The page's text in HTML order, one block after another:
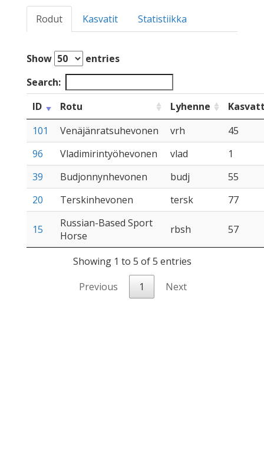
Rodut Kasvatit Statistiikka
Show
entries
Search:
ID
Rotu Lyhenne
101
Venäjänratsuhevonen vrh
45
96
Vladimirintyöhevonen vlad
1
39
Budjonnynhevonen budj
55
20
Terskinhevonen tersk 77
15
Russian-Based Sport
Horse
rbsh 57
Showing 1 to 5 of 5 entries
Previous
1 Next